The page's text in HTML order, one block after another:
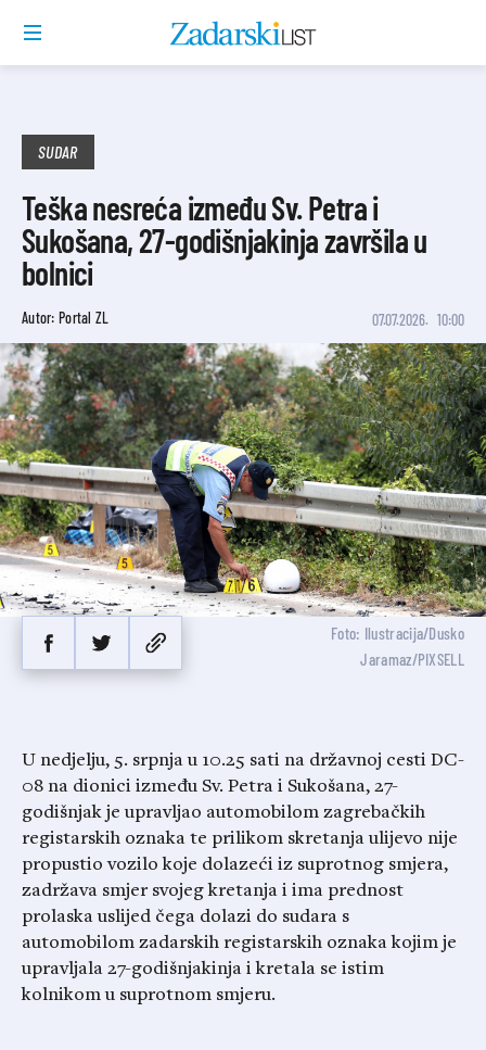
SUDAR
Teška nesreća između Sv. Petra i
Sukošana, 27-godišnjakinja završila u
bolnici
Autor: Portal ZL 07.07.2026. 10:00
Foto: Ilustracija/Dusko
Jaramaz/PIXSELL
U nedjelju, 5. srpnja u 10.25 sati na državnoj cesti DC-
08 na dionici između Sv. Petra i Sukošana, 27-
godišnjak je upravljao automobilom zagrebačkih
registarskih oznaka te prilikom skretanja ulijevo nije
propustio vozilo koje dolazeći iz suprotnog smjera,
zadržava smjer svojeg kretanja i ima prednost
prolaska uslijed čega dolazi do sudara s
automobilom zadarskih registarskih oznaka kojim je
upravljala 27-godišnjakinja i kretala se istim
kolnikom u suprotnom smjeru.